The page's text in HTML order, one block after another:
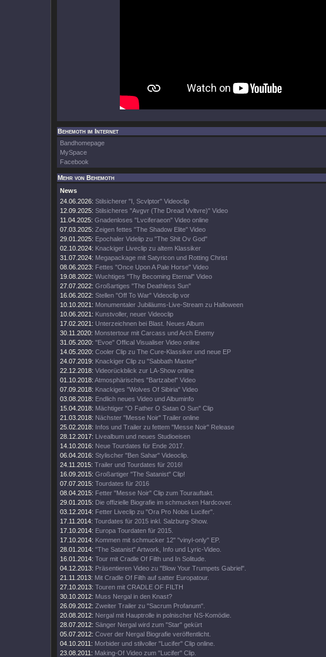
Behemoth im Internet
Bandhomepage
MySpace
Facebook
Mehr von Behemoth
News
24.06.2026: Stilsicherer "I, Scvlptor" Videoclip
12.09.2025: Stilsicheres "Avgvr (The Dread Vvltvre)" Video
11.04.2025: Gnadenloses "Lvciferaeon" Video online
07.03.2025: Zeigen fettes "The Shadow Elite" Video
29.01.2025: Epochaler Videlip zu "The Shit Ov God"
02.10.2024: Knackiger Liveclip zu altem Klassiker
31.07.2024: Megapackage mit Satyricon und Rotting Christ
08.06.2023: Fettes "Once Upon A Pale Horse" Video
19.08.2022: Wuchtiges "Thy Becoming Eternal" Video
27.07.2022: Großartiges "The Deathless Sun"
16.06.2022: Stellen "Off To War" Videoclip vor
10.10.2021: Monumentaler Jubiläums-Live-Stream zu Halloween
10.06.2021: Kunstvoller, neuer Videoclip
17.02.2021: Unterzeichnen bei Blast. Neues Album
30.11.2020: Monstertour mit Carcass und Arch Enemy
31.05.2020: "Evoe" Offical Visualiser Video online
14.05.2020: Cooler Clip zu The Cure-Klassiker und neue EP
24.07.2019: Knackiger Clip zu "Sabbath Master"
22.12.2018: Videorückblick zur LA-Show online
01.10.2018: Atmosphärisches "Bartzabel" Video
07.09.2018: Knackiges "Wolves Of Sibiria" Video
03.08.2018: Endlich neues Video und Albuminfo
15.04.2018: Mächtiger "O Father O Satan O Sun" Clip
21.03.2018: Nächster "Messe Noir" Trailer online
25.02.2018: Infos und Trailer zu fettem "Messe Noir" Release
28.12.2017: Livealbum und neues Studioeisen
14.10.2016: Neue Tourdates für Ende 2017.
06.04.2016: Stylischer "Ben Sahar" Videoclip.
24.11.2015: Trailer und Tourdates für 2016!
16.09.2015: Großartiger "The Satanist" Clip!
07.07.2015: Tourdates für 2016
08.04.2015: Fetter "Messe Noir" Clip zum Tourauftakt.
29.01.2015: Die offizielle Biografie im schmucken Hardcover.
03.12.2014: Fetter Liveclip zu "Ora Pro Nobis Lucifer".
17.11.2014: Tourdates für 2015 inkl. Salzburg-Show.
17.10.2014: Europa Tourdaten für 2015.
17.10.2014: Kommen mit schmucker 12" "vinyl-only" EP.
28.01.2014: "The Satanist" Artwork, Info und Lyric-Video.
16.01.2014: Tour mit Cradle Of Filth und In Solitude.
04.12.2013: Präsentieren Video zu "Blow Your Trumpets Gabriel".
21.11.2013: Mit Cradle Of Filth auf satter Europatour.
27.10.2013: Touren mit CRADLE OF FILTH
30.10.2012: Muss Nergal in den Knast?
26.09.2012: Zweiter Trailer zu "Sacrum Profanum".
20.08.2012: Nergal mit Hauptrolle in polnischer NS-Komödie.
28.07.2012: Sänger Nergal wird zum "Star" gekürt
05.07.2012: Cover der Nergal Biografie veröffentlicht.
04.10.2011: Morbider und stilvoller "Lucifer" Clip online.
23.08.2011: Making-Of Video zum "Lucifer" Clip.